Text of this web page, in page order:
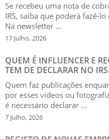
Se recebeu uma nota de
IRS, saiba que poderá fazê-
Na newsletter ...
17 Julho, 2026
QUEM É INFLUENCER E
TEM DE DECLARAR NO IRS
Quem faz publicações
por esses vídeos ou
é necessário declarar ...
7 Julho, 2026